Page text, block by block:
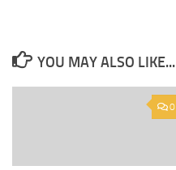
YOU MAY ALSO LIKE...
0